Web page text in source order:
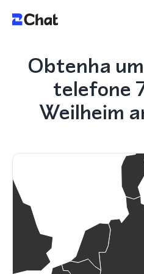
Obtenha
telefone
Weilheim